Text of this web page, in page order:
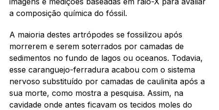
a composição química do fóssil.
A maioria destes artrópodes se fossilizou após
morrerem e serem soterrados por camadas de
sedimentos no fundo de lagos ou oceanos. Todavia,
esse caranguejo-ferradura acabou com o sistema
nervoso substituído por camadas de caulinita após a
sua morte, como mostra a pesquisa. Assim, na
cavidade onde antes ficavam os tecidos moles do